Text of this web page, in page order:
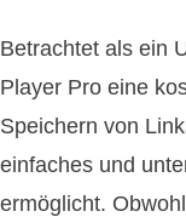
Betrachtet als ein
Player Pro eine
Speichern von
einfaches und
ermöglicht.